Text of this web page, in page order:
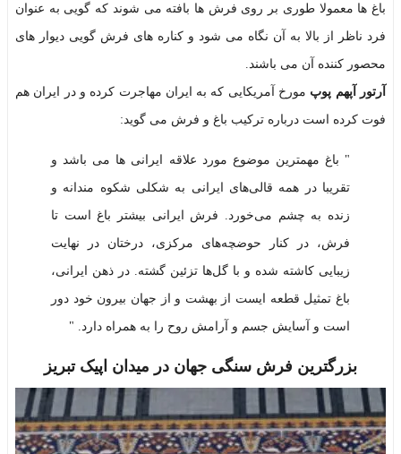
باغ ها معمولا طوری بر روی فرش ها بافته می شوند که گویی به عنوان
فرد ناظر از بالا به آن نگاه می شود و کناره های فرش گویی دیوار های
محصور کننده آن می باشند.
آرتور آپهم پوپ مورخ آمریکایی که به ایران مهاجرت کرده و در ایران هم
فوت کرده است درباره ترکیب باغ و فرش می گوید:
" باغ مهمترین موضوع مورد علاقه ایرانی ها می باشد و
تقریبا در همه قالی‌های ایرانی به شکلی شکوه مندانه و
زنده به چشم می‌خورد. فرش ایرانی بیشتر باغ است تا
فرش، در کنار حوضچه‌های مرکزی، درختان در نهایت
زیبایی کاشته شده و با گل‌ها تزئین گشته. در ذهن ایرانی،
باغ تمثیل قطعه ایست از بهشت و از جهان بیرون خود دور
است و آسایش جسم و آرامش روح را به همراه دارد. "
بزرگترین فرش سنگی جهان در میدان اپیک تبریز